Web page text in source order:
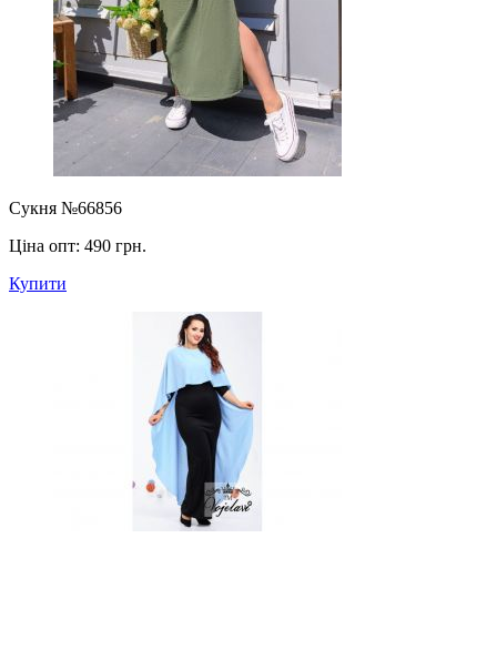
Сукня №66856
Ціна опт: 490 грн.
Купити